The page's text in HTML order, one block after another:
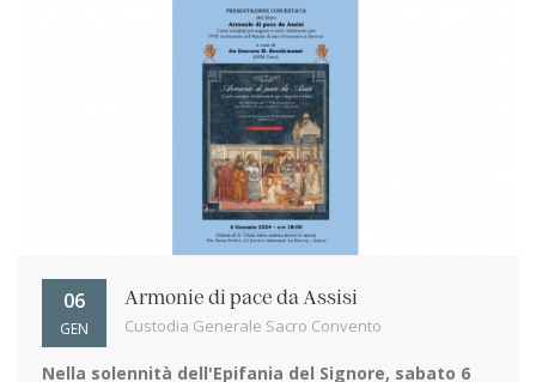
06
GEN
Armonie di pace da Assisi
Custodia Generale Sacro Convento
Nella solennità dell'Epifania del Signore, sabato 6